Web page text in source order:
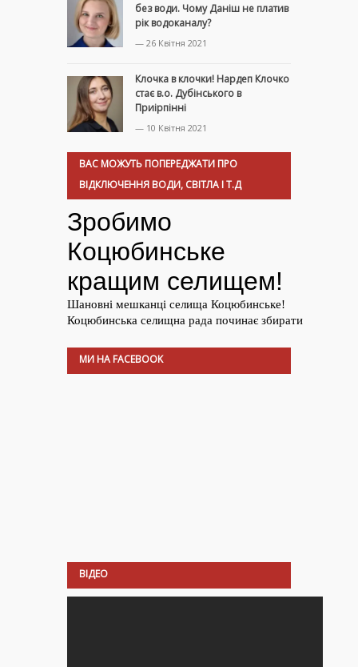
без води. Чому Даніш не платив
рік водоканалу?
— 26 Квітня 2021
Клочка в клочки! Нардеп Клочко
стає в.о. Дубінського в
Приірпінні
— 10 Квітня 2021
ВАС МОЖУТЬ ПОПЕРЕДЖАТИ ПРО
ВІДКЛЮЧЕННЯ ВОДИ, СВІТЛА І Т.Д
МИ НА FACEBOOK
ВІДЕО